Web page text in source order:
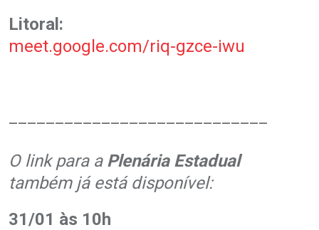
Litoral:
meet.google.com/riq-gzce-iwu
O link para a Plenária Estadual
também já está disponível:
31/01 às 10h